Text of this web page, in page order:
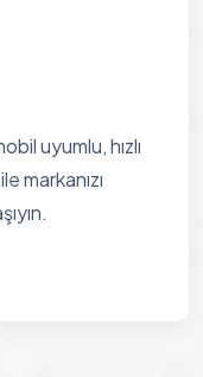
uyumlu, hızlı
markanızı